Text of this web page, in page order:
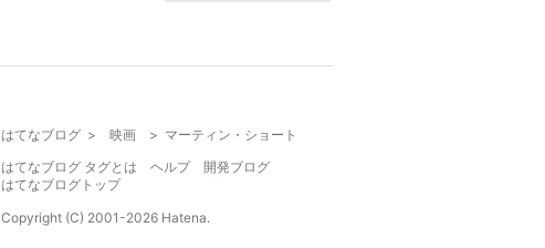
はてなブログ > 映画 > マーティン・ショート
はてなブログ タグとは
ヘルプ
開発ブログ
はてなブログトップ
Copyright (C) 2001-2026 Hatena.